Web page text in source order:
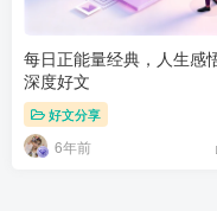
每日正能量经典，人生感
深度好文
好文分享
6年前